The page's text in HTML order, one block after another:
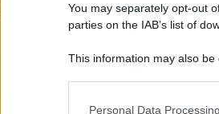
You may separately opt-out
parties on the IAB’s list of
This information may also be
Personal Data